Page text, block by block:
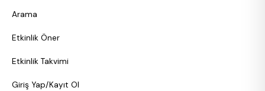
Arama
Etkinlik Öner
Etkinlik Takvimi
Giriş Yap/Kayıt Ol